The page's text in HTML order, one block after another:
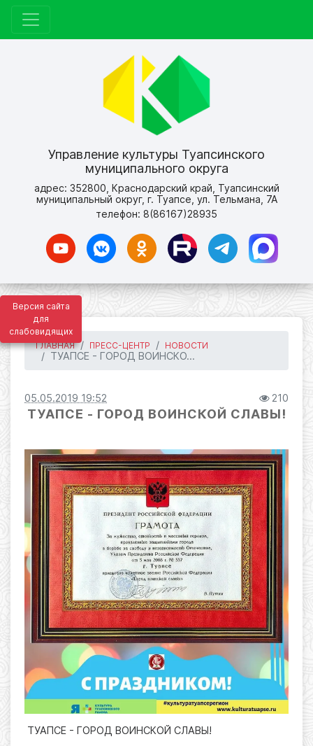
Версия сайта
для
слабовидящих
Управление культуры Туапсинского
муниципального округа
адрес: 352800, Краснодарский край, Туапсинский
муниципальный округ, г. Туапсе, ул. Тельмана, 7А
телефон: 8(86167)28935
ГЛАВНАЯ ПРЕСС-ЦЕНТР НОВОСТИ
ТУАПСЕ - ГОРОД ВОИНСКО...
05.05.2019 19:52 210
ТУАПСЕ - ГОРОД ВОИНСКОЙ СЛАВЫ!
ТУАПСЕ - ГОРОД ВОИНСКОЙ СЛАВЫ!